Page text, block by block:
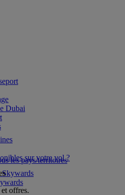
Dubai
les pays/territoires
sur votre vol ?
Skywards
offres.